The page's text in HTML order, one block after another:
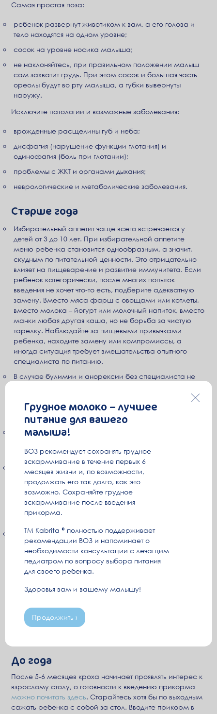
Самая простая поза:
ребенок развернут животиком к вам, а его голова и
тело находятся на одном уровне;
сосок на уровне носика малыша;
не наклоняйтесь, при правильном положении малыш
сам захватит грудь. При этом сосок и большая часть
ореолы будут во рту малыша, а губки вывернуты
наружу.
Исключите патологии и возможные заболевания:
врожденные расщелины губ и неба;
дисфагия (нарушение функции глотания) и
одинофагия (боль при глотании);
проблемы с ЖКТ и органами дыхания;
неврологические и метаболические заболевания.
Старше года
Избирательный аппетит чаще всего встречается у
детей от 3 до 10 лет. При избирательной аппетите
меню ребенка становится однообразным, а значит,
скудным по питательной ценности. Это отрицательно
влияет на пищеварение и развитие иммунитета. Если
ребенок категорически, после многих попыток
введения не хочет что-то есть, подберите адекватную
замену. Вместо мяса фарш с овощами или котлеты,
вместо молока – йогурт или молочный напиток, вместо
манки любая другая каша, но не борьба за чистую
тарелку. Наблюдайте за пищевыми привычками
ребенка, находите замену или компромиссы, а
иногда ситуация требует вмешательства опытного
специалиста по питанию.
В случае булимии и анорексии без специалиста не
подросткового возраста, но в редких случаях может
коснуться и детей раннего возраста при переходе к
более твердой пище.
Планируйте меню и определяйте правильные объемы
разнообразии и качестве.
Установите строгий режим питания по определенным
часам. Это поможет организму лучше переваривать
пищу и контролировать количество еды. Исключение –
грудное вскармливание по требованию.Еда должна
стать трапезой, желательно совместной с родителями,
которые будут подавать пример правильного питания.
Покупайте специальные молочные напитки для детей
старше года, например, Kabrita 3 с 12+ месяцев и
Kabrita 4 с 18+, которые помогают восполнять дефицит
витаминов и минеральных веществ в период
взросления. После года ребенок начинает есть
рациона снижается, поэтому такие молочные напитки,
повысить питательную ценность рациона малыша.
До года
После 5-6 месяцев кроха начинает проявлять интерес к
взрослому столу, о готовности к введению прикорма
можно почитать здесь. Старайтесь хотя бы по выходным
сажать ребенка с собой за стол. Вводите прикорм в
Грудное молоко – лучшее
питание для вашего
малыша!
ВОЗ рекомендует сохранять грудное
вскармливание в течение первых 6
месяцев жизни и, по возможности,
продолжать его так долго, как это
возможно. Сохраняйте грудное
вскармливание после введения
прикорма.
ТМ Kabrita
полностью поддерживает
рекомендации ВОЗ и напоминает о
необходимости консультации с лечащим
педиатром по вопросу выбора питания
для своего ребенка.
Здоровья вам и вашему малышу!
Продолжить ›